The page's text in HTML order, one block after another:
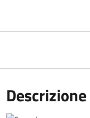
Descrizione